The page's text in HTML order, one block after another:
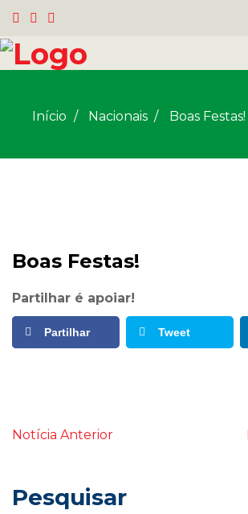
Início Nacionais / Boas Festas!
Boas Festas!
Partilhar é apoiar!
Partilhar Tweet
Notícia Anterior
Pesquisar